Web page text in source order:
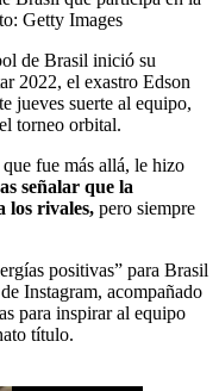
Getty Images
de Brasil inició su
2022, el exastro Edson
jueves suerte al equipo,
torneo orbital.
fue más allá, le hizo
señalar que la
los rivales, pero siempre
positivas” para Brasil
Instagram, acompañado
para inspirar al equipo
título.